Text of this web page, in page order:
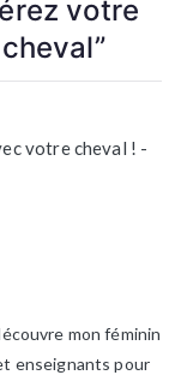
votre
”
votre cheval ! -
mon féminin
enseignants pour